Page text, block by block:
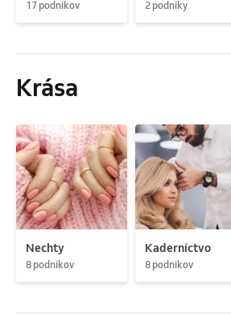
17 podnikov 2 podniky
Krása
Nechty
8 podnikov
Kaderníctvo
8 podnikov